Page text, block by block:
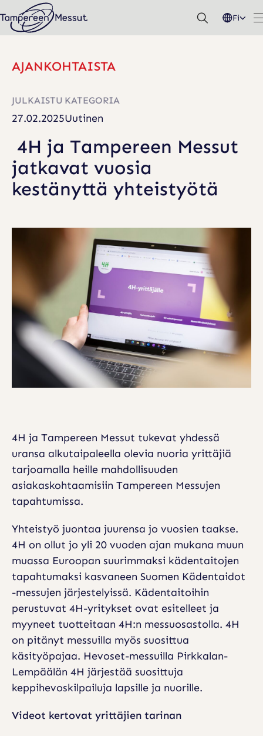
Hyppää
sisältöön
Fi
AJANKOHTAISTA
4
H
J
T
A
M
E
R
E
N
M
S
J
A
T
K
A
V
A
T
V
U
O
S
I
A
K
JULKAISTU
27.02.2025
KATEGORIA
Uutinen
4H ja Tampereen Messut
jatkavat vuosia
kestänyttä yhteistyötä
4H ja Tampereen Messut tukevat yhdessä
uransa alkutaipaleella olevia nuoria yrittäjiä
tarjoamalla heille mahdollisuuden
asiakaskohtaamisiin Tampereen Messujen
tapahtumissa.
Yhteistyö juontaa juurensa jo vuosien taakse.
4H on ollut jo yli 20 vuoden ajan mukana muun
muassa Euroopan suurimmaksi kädentaitojen
tapahtumaksi kasvaneen Suomen Kädentaidot
-messujen järjestelyissä. Kädentaitoihin
perustuvat 4H-yritykset ovat esitelleet ja
myyneet tuotteitaan 4H:n messuosastolla. 4H
on pitänyt messuilla myös suosittua
käsityöpajaa. Hevoset-messuilla Pirkkalan-
Lempäälän 4H järjestää suosittuja
keppihevoskilpailuja lapsille ja nuorille.
Videot kertovat yrittäjien tarinan